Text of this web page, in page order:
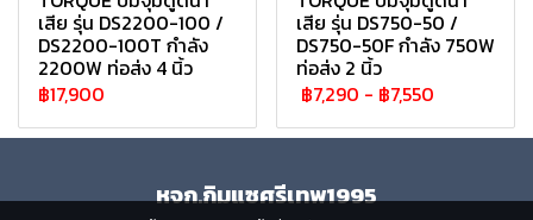
เสีย รุ่น DS2200-100 /
DS2200-100T กำลัง
2200W ท่อส่ง 4 นิ้ว
฿17,900
เสีย รุ่น DS750-50 /
DS750-50F กำลัง 750W
ท่อส่ง 2 นิ้ว
฿7,290 - ฿7,550
หจก.กิมแซศรีเทพ1995